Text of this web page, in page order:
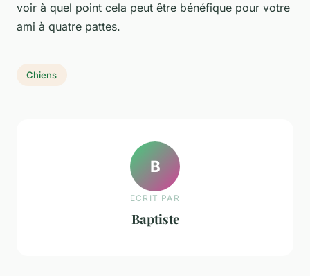
voir à quel point cela peut être bénéfique pour votre
ami à quatre pattes.
Chiens
B
ECRIT PAR
Baptiste